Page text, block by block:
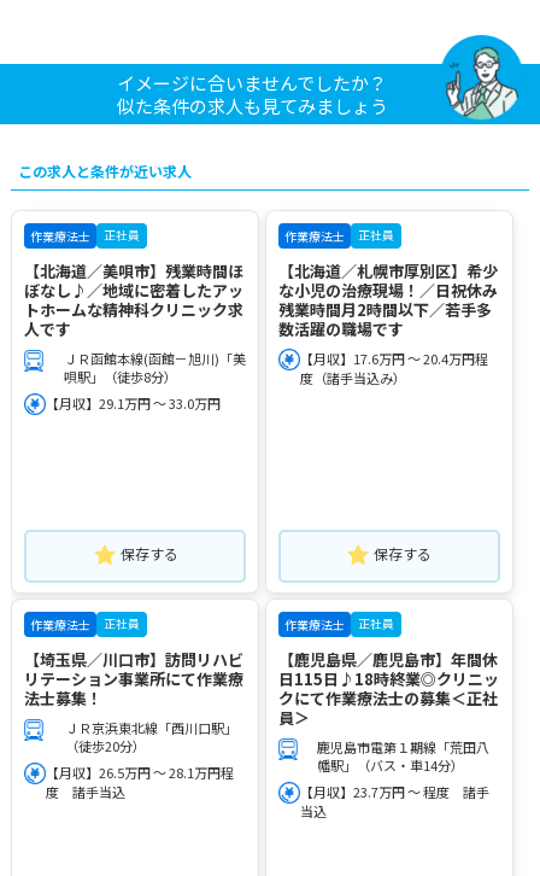
イメージに合いませんでしたか？
似た条件の求人も見てみましょう
この求人と条件が近い求人
作業療法士 正社員
【北海道／美唄市】残業時間ほ
ぼなし♪／地域に密着したアッ
トホームな精神科クリニック求
人です
ＪＲ函館本線(函館－旭川)「美
唄駅」（徒歩8分）
【月収】29.1万円 ～ 33.0万円
保存する
作業療法士 正社員
【北海道／札幌市厚別区】希少
な小児の治療現場！／日祝休み
残業時間月2時間以下／若手多
数活躍の職場です
【月収】17.6万円 ～ 20.4万円程
度（諸手当込み）
保存する
作業療法士 正社員
【埼玉県／川口市】訪問リハビ
リテーション事業所にて作業療
法士募集！
ＪＲ京浜東北線「西川口駅」
（徒歩20分）
【月収】26.5万円 ～ 28.1万円程
度 諸手当込
作業療法士 正社員
【鹿児島県／鹿児島市】年間休
日115日♪18時終業◎クリニッ
クにて作業療法士の募集＜正社
員＞
鹿児島市電第１期線「荒田八
幡駅」（バス・車14分）
【月収】23.7万円 ～ 程度 諸手
当込